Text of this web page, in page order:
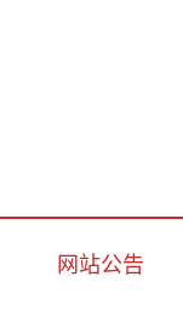
网站公告